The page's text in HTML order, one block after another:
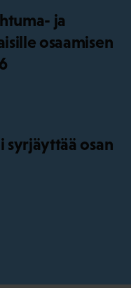
ja
osaamisen
syrjäyttää osan